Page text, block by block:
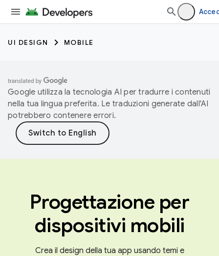
UI DESIGN MOBILE
Google utilizza la tecnologia AI per tradurre i contenuti
nella tua lingua preferita. Le traduzioni generate dall'AI
potrebbero contenere errori.
Progettazione per
dispositivi mobili
Crea il design della tua app usando temi e